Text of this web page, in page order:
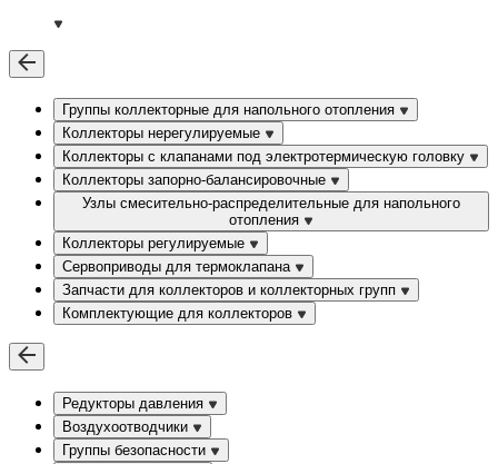
Группы коллекторные для напольного отопления
Коллекторы нерегулируемые
Коллекторы с клапанами под электротермическую головку
Коллекторы запорно-балансировочные
Узлы смесительно-распределительные для напольного
отопления
Коллекторы регулируемые
Сервоприводы для термоклапана
Запчасти для коллекторов и коллекторных групп
Комплектующие для коллекторов
Редукторы давления
Воздухоотводчики
Группы безопасности